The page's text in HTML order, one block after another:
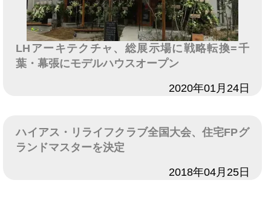
LHアーキテクチャ、総展示場に戦略転換=千
葉・幕張にモデルハウスオープン
2020年01月24日
ハイアス・リライフクラブ全国大会、住宅FPグ
ランドマスターを決定
2018年04月25日